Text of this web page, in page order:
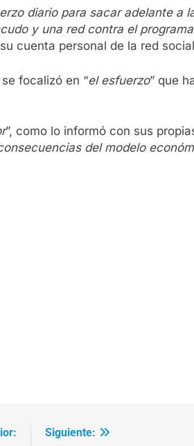
diario para sacar adelante a
y una red contra el
cuenta personal de la red
focalizó en “el esfuerzo” que
”, como lo informó con sus
del modelo
Siguiente: